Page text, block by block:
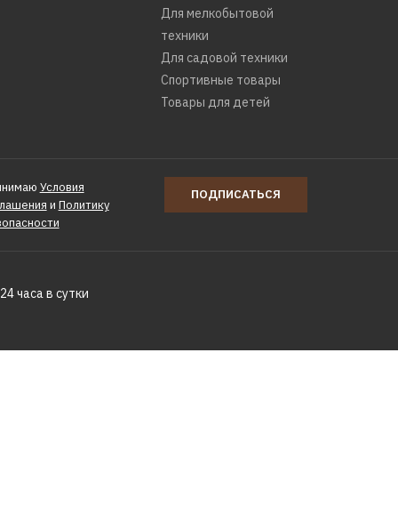
Для мелкобытовой
техники
Для садовой техники
Спортивные товары
Товары для детей
Условия
и Политику
ПОДПИСАТЬСЯ
часа в сутки